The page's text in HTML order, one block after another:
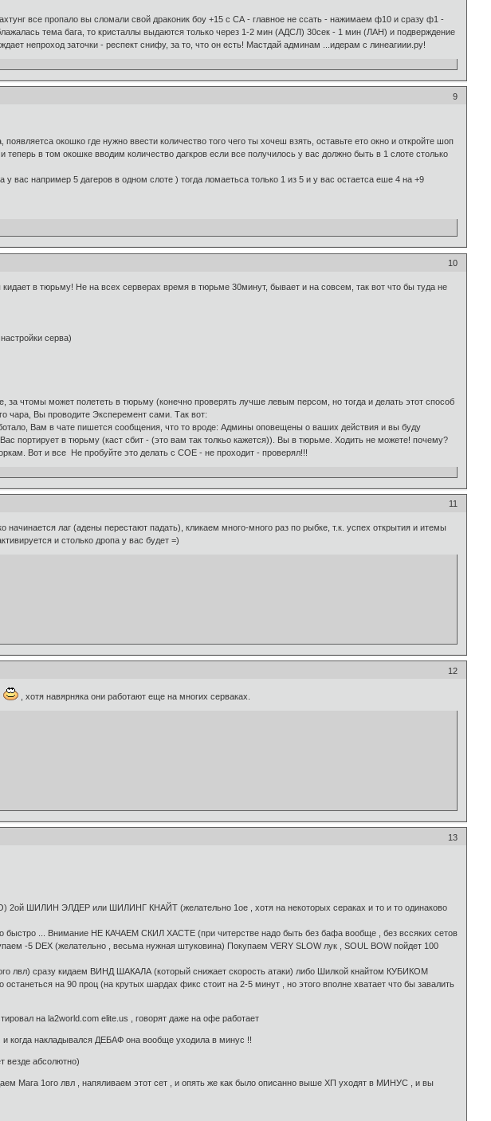
все пропало вы сломали свой драконик боу +15 с СА - главное не ссать - нажимаем ф10 и сразу ф1 -
тема бага, то кристаллы выдаются только через 1-2 мин (АДСЛ) 30сек - 1 мин (ЛАН) и подверждение
непроход заточки - респект снифу, за то, что он есть! Мастдай админам ...идерам с линеагиии.ру!
9
окошко где нужно ввести количество того чего ты хочеш взять, оставьте ето окно и откройте шоп
в том окошке вводим количество дагкров если все получилось у вас должно быть в 1 слоте столько
вас например 5 дагеров в одном слоте ) тогда ломаетьса только 1 из 5 и у вас остаетса еше 4 на +9
10
кидает в тюрьму! Не на всех серверах время в тюрьме 30минут, бывает и на совсем, так вот что бы туда не
серва)
чтомы может полететь в тюрьму (конечно проверять лучше левым персом, но тогда и делать этот способ
чара, Вы проводите Эксперемент сами. Так вот:
Вам в чате пишется сообщения, что то вроде: Админы оповещены о ваших действия и вы буду
портирует в тюрьму (каст сбит - (это вам так толкьо кажется)). Вы в тюрьме. Ходить не можете! почему?
Вот и все Не пробуйте это делать с СОЕ - не проходит - проверял!!!
11
лаг (адены перестают падать), кликаем много-много раз по рыбке, т.к. успех открытия и итемы
и столько дропа у вас будет =)
12
, хотя навярняка они работают еще на многих серваках.
13
ШИЛИН ЭЛДЕР или ШИЛИНГ КНАЙТ (желательно 1ое , хотя на некоторых сераках и то и то одинаково
быстро ... Внимание НЕ КАЧАЕМ СКИЛ ХАСТЕ (при читерстве надо быть без бафа вообще , без вссяких сетов
-5 DEX (желательно , весьма нужная штуковина) Покупаем VERY SLOW лук , SOUL BOW пойдет 100
лвл) сразу кидаем ВИНД ШАКАЛА (который снижает скорость атаки) либо Шилкой кнайтом КУБИКОМ
на 90 проц (на крутых шардах фикс стоит на 2-5 минут , но этого вполне хватает что бы завалить
на la2world.com elite.us , говорят даже на офе работает
когда накладывался ДЕБАФ она вообще уходила в минус !!
везде абсолютно)
Мага 1ого лвл , напяливаем этот сет , и опять же как было описанно выше ХП уходят в МИНУС , и вы